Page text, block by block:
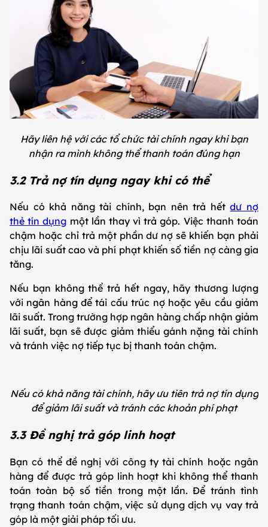
Hãy liên hệ với các tổ chức tài chính ngay khi bạn
nhận ra mình không thể thanh toán đúng hạn
3.2 Trả nợ tín dụng ngay khi có thể
Nếu có khả năng tài chính, bạn nên trả hếtdư nợ
thẻ tín dụng một lần thay vì trả góp. Việc thanh toán
chậm hoặc chỉ trả một phần dư nợ sẽ khiến bạn phải
chịu lãi suất cao và phí phạt khiến số tiền nợ càng gia
tăng.
Nếu bạn không thể trả hết ngay, hãy thương lượng
với ngân hàng để tái cấu trúc nợ hoặc yêu cầu giảm
lãi suất. Trong trường hợp ngân hàng chấp nhận giảm
lãi suất, bạn sẽ được giảm thiểu gánh nặng tài chính
và tránh việc nợ tiếp tục bị thanh toán chậm.
Nếu có khả năng tài chính, hãy ưu tiên trả nợ tín dụng
để giảm lãi suất và tránh các khoản phí phạt
3.3 Đề nghị trả góp linh hoạt
Bạn có thể đề nghị với công ty tài chính hoặc ngân
hàng để được trả góp linh hoạt khi không thể thanh
toán toàn bộ số tiền trong một lần. Để tránh tình
trạng thanh toán chậm, việc sử dụng dịch vụ vay trả
góp là một giải pháp tối ưu.